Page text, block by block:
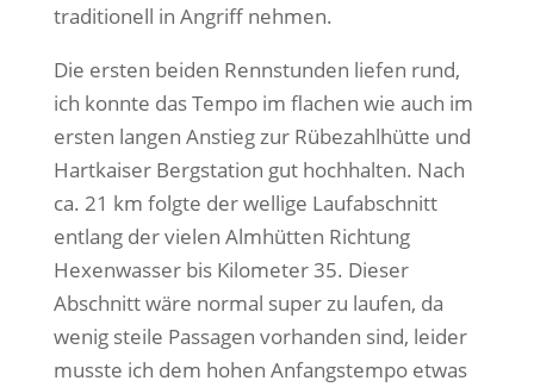
traditionell in Angriff nehmen.
Die ersten beiden Rennstunden liefen rund,
ich konnte das Tempo im flachen wie auch im
ersten langen Anstieg zur Rübezahlhütte und
Hartkaiser Bergstation gut hochhalten. Nach
ca. 21 km folgte der wellige Laufabschnitt
entlang der vielen Almhütten Richtung
Hexenwasser bis Kilometer 35. Dieser
Abschnitt wäre normal super zu laufen, da
wenig steile Passagen vorhanden sind, leider
musste ich dem hohen Anfangstempo etwas